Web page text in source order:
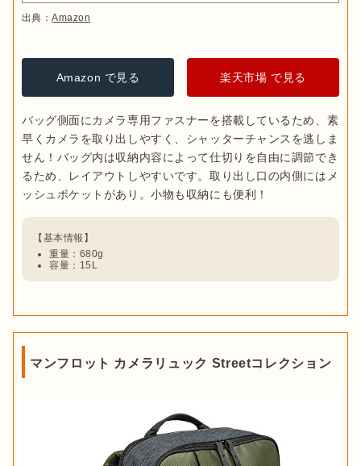
出典：Amazon
Amazon で見る 楽天市場 で見る
バッグ側面にカメラ専用ファスナーを搭載しているため、素
早くカメラを取り出しやすく、シャッターチャンスを逃しま
せん！バッグ内は収納内容によって仕切りを自由に調節でき
るため、レイアウトしやすいです。取り出し口の内側にはメ
重量：680g
容量：15L
マンフロット カメラリュック Streetコレクション